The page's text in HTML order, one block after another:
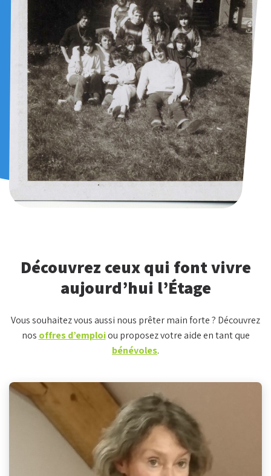
Découvrez ceux qui font vivre
aujourd’hui l’Étage
Vous souhaitez vous aussi nous prêter main forte ? Découvrez
nos offres d’emploiou proposez votre aide en tant que
bénévoles.